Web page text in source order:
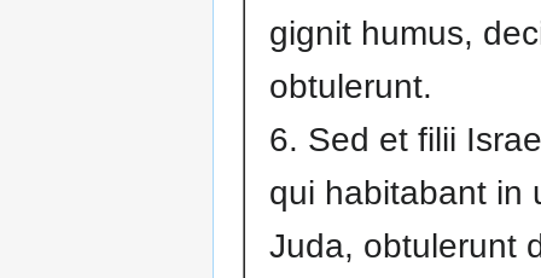
gignit humus,
obtulerunt.
6. Sed et filii
qui habitabant in
Juda, obtulerunt